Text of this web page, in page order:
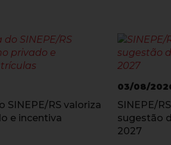
SINEPE/RS valoriza
e incentiva
03/08/
SINEPE/
sugestão
2027